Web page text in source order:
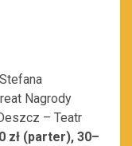
Nagrody
– Teatr
zł (parter), 30–